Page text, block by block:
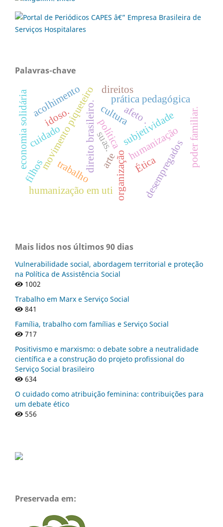
Palavras-chave
Ética
política
direito brasileiro.
organização desempregados
movimento piqueteiro subjetividade
trabalho
afeto .
prática pedagógica
arte humanização
humanização em uti
cuidado
acolhimento
idoso.
filhos
poder familiar.
economia solidária cultura
direitos
suas.
Mais lidos nos últimos 90 dias
Vulnerabilidade social, abordagem territorial e proteção
na Política de Assistência Social
1002
Trabalho em Marx e Serviço Social
841
Família, trabalho com famílias e Serviço Social
717
Positivismo e marxismo: o debate sobre a neutralidade
científica e a construção do projeto profissional do
Serviço Social brasileiro
634
O cuidado como atribuição feminina: contribuições para
um debate ético
556
Preservada em: